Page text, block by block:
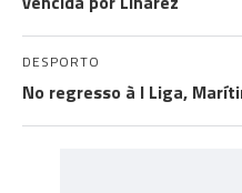
DESPORTO
No regresso à I Liga,